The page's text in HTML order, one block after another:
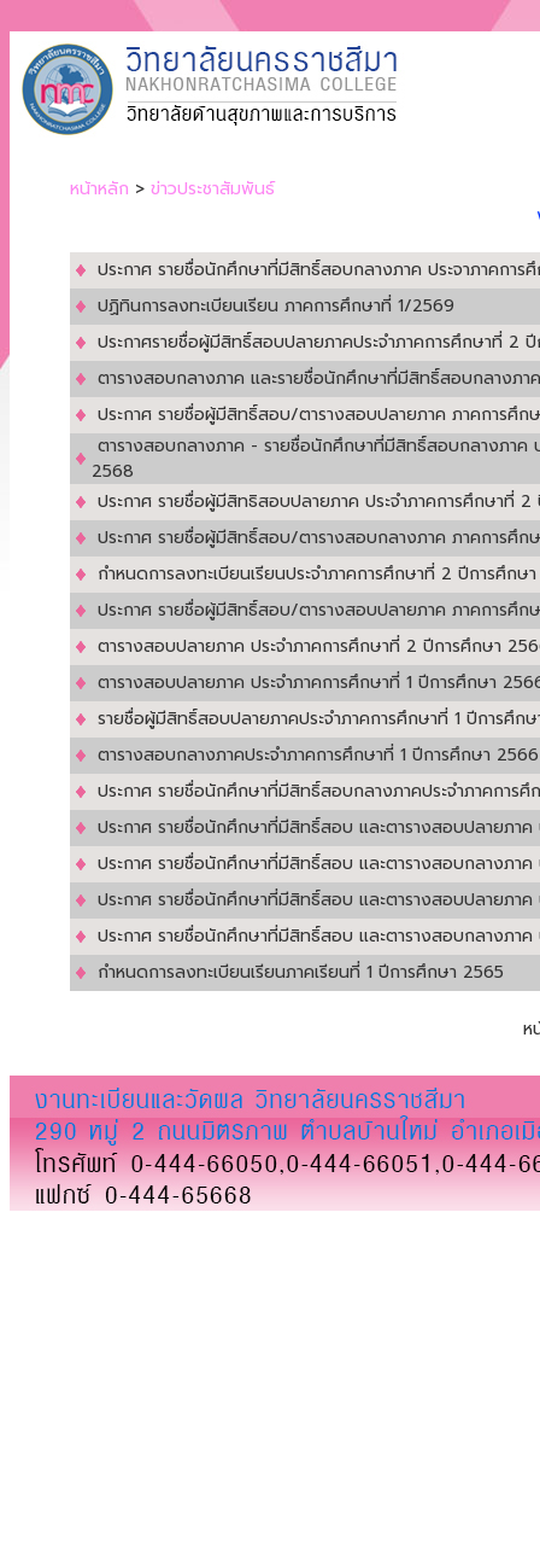
หน้าหลัก > ข่าวประชาสัมพันธ์
ประกาศ รายชื่อนักศึกษาที่มีสิทธิ์สอบกลางภาค ประจาภาคการ
ปฏิทินการลงทะเบียนเรียน ภาคการศึกษาที่ 1/2569
ประกาศรายชื่อผู้มีสิทธิ์สอบปลายภาคประจำภาคการศึกษาที่ 2
ตารางสอบกลางภาค และรายชื่อนักศึกษาที่มีสิทธิ์สอบกลางภ
ประกาศ รายชื่อผู้มีสิทธิ์สอบ/ตารางสอบปลายภาค ภาคการศึ
ตารางสอบกลางภาค - รายชื่อนักศึกษาที่มีสิทธิ์สอบกลางภาค
2568
ประกาศ รายชื่อผู้มีสิทธิสอบปลายภาค ประจำภาคการศึกษาที่
ประกาศ รายชื่อผู้มีสิทธิ์สอบ/ตารางสอบกลางภาค ภาคการศึ
กำหนดการลงทะเบียนเรียนประจำภาคการศึกษาที่ 2 ปีการศึกษ
ประกาศ รายชื่อผู้มีสิทธิ์สอบ/ตารางสอบปลายภาค ภาคการศึ
ตารางสอบปลายภาค ประจำภาคการศึกษาที่ 2 ปีการศึกษา
ตารางสอบปลายภาค ประจำภาคการศึกษาที่ 1 ปีการศึกษา
รายชื่อผู้มีสิทธิ์สอบปลายภาคประจำภาคการศึกษาที่ 1 ปีการศึก
ตารางสอบกลางภาคประจำภาคการศึกษาที่ 1 ปีการศึกษา
ประกาศ รายชื่อนักศึกษาที่มีสิทธิ์สอบกลางภาคประจำภาคการ
ประกาศ รายชื่อนักศึกษาที่มีสิทธิ์สอบ และตารางสอบปลายภา
ประกาศ รายชื่อนักศึกษาที่มีสิทธิ์สอบ และตารางสอบกลางภา
ประกาศ รายชื่อนักศึกษาที่มีสิทธิ์สอบ และตารางสอบปลายภาค
ประกาศ รายชื่อนักศึกษาที่มีสิทธิ์สอบ และตารางสอบกลางภาค
กำหนดการลงทะเบียนเรียนภาคเรียนที่ 1 ปีการศึกษา 2565